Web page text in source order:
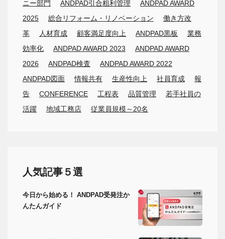
ニー部門
ANDPAD引合粗利管理
ANDPAD AWARD
2025
総合リフォーム・リノベーション
働き方改
革
人材育成 顧客満足度向上 ANDPAD黒板
業務
効率化
ANDPAD AWARD 2023
ANDPAD AWARD
2026
ANDPAD検査
ANDPAD AWARD 2022
ANDPAD図面
情報共有 生産性向上 社員育成
報
告
CONFERENCE 工程表 品質管理
若手社員の
活躍
地域工務店 従業員規模～20名
人気記事５選
今日から始める！ ANDPAD受発注か
んたんガイド